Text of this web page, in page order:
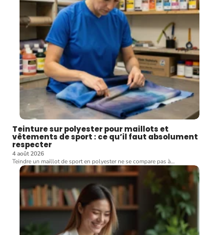
Teinture sur polyester pour maillots et
vêtements de sport : ce qu’il faut absolument
respecter
4 août 2026
Teindre un maillot de sport en polyester ne se compare pas à…